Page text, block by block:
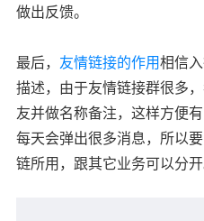
做出反馈。
最后， 友情链接的作用相信
描述，由于友情链接群很多
友并做名称备注，这样方便
每天会弹出很多消息，所以
链所用，跟其它业务可以分开